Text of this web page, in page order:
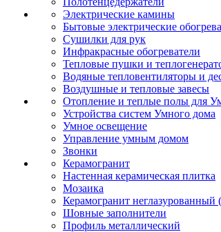
Электрические камины
Бытовые электрические
Сушилки для рук
Инфракрасные обогреватели
Тепловые пушки и
Водяные тепловентиляторы и
Воздушные и тепловые завесы
Отопление и теплые полы для
Устройства систем Умного дома
Умное освещение
Управление умным домом
Звонки
Керамогранит
Настенная керамическая плитка
Мозаика
Керамогранит неглазурованный
Шовные заполнители
Профиль металлический